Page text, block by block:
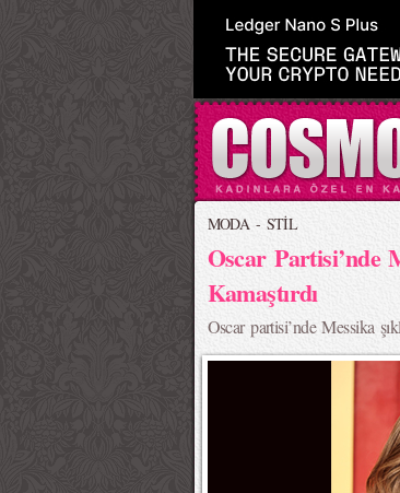
MODA - STİL
Oscar Partisi’nde
Kamaştırdı
Oscar partisi’nde Messika